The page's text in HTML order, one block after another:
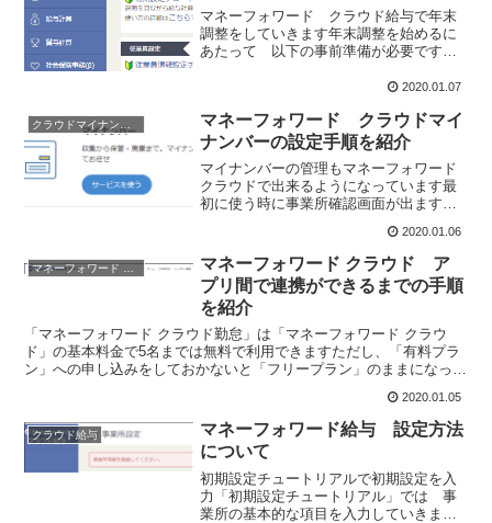
マネーフォワード クラウド給与で年末
調整をしていきます年末調整を始めるに
あたって 以下の事前準備が必要です。
ら12月までの給与計算が確定 (一人社長
は 生命保険料の支...
2020.01.07
マネーフォワード クラウドマイ
ナンバーの設定手順を紹介
マイナンバーの管理もマネーフォワード
クラウドで出来るようになっています最
初に使う時に事業所確認画面が出ます内
イナンバーは厳重に管理することが求め
られているので セキュリティ関係の手
順が増えていますマネーフ...
2020.01.06
マネーフォワード クラウド
マネーフォワード クラウド ア
プリ間で連携ができるまでの手順
を紹介
「マネーフォワード クラウド勤怠」は「マネーフォワード クラウ
ド」の基本料金で5名までは無料で利用できますただし、「有料プラ
ン」への申し込みをしておかないと「フリープラン」のままになって
2020.01.05
クラウド給与
マネーフォワード給与 設定方法
について
初期設定チュートリアルで初期設定を入
力「初期設定チュートリアル」では 事
業所の基本的な項目を入力していきます